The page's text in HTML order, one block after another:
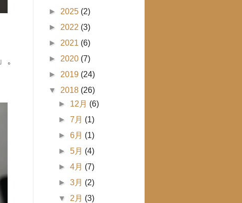
。
► 2025 (2)
► 2022 (3)
► 2021 (6)
► 2020 (7)
► 2019 (24)
▼ 2018 (26)
► 12月 (6)
►7月 (1)
►6月 (1)
►5月 (4)
►4月 (7)
►3月 (2)
▼ 2月 (3)